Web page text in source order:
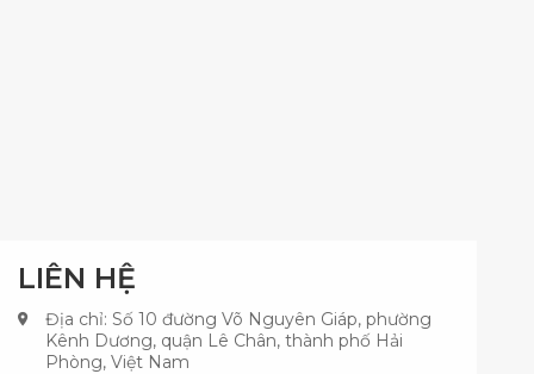
LIÊN HỆ
Địa chỉ: Số 10 đường Võ Nguyên Giáp, phường
Kênh Dương, quận Lê Chân, thành phố Hải
Phòng, Việt Nam